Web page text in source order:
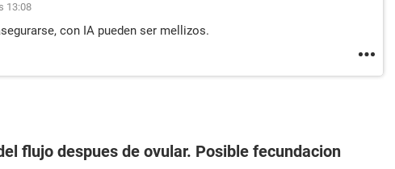
13:08
con IA pueden ser mellizos.
flujo despues de ovular. Posible fecundacion